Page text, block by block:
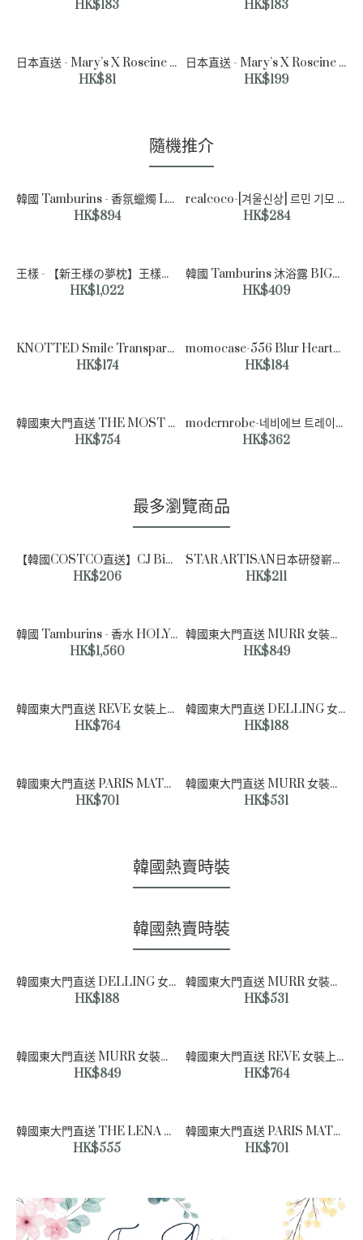
HK$183 HK$183
日本直送 - Mary’s X Roseine 玫瑰花束朱古力 (8枚入)
HK$81
日本直送 - Mary’s X Roseine 花式朱古力 (24枚入)
HK$199
隨機推介
韓國 Tamburins - 香氛蠟燭 LATE AUTUMN 210gㅣ苦橙| 甘蔗草香| 麝香
HK$894
realcoco-[겨울신상] 르민 기모 플레어 미니 스커트 - 2 Color (뒷밴딩/치마)♡韓國女裝裙
HK$284
王樣 - 【新王様の夢枕】王樣之夢枕2 日本製造舒適枕頭
HK$1,022
韓國 Tamburins 沐浴露 BIGALICO (240ml)
HK$409
KNOTTED Smile Transparent Umbrella Lightweight Umbrella Character Umbrella | 輕便雨傘 | 雨天必備
HK$174
momocase-556 Blur Heart카드수납♡韓國文創
HK$184
韓國東大門直送 THE MOST 女裝外套
HK$754
modernrobe-네비에브 트레이닝 팬츠♡韓國女裝褲
HK$362
最多瀏覽商品
【韓國COSTCO直送】CJ Bibigo Seaweed Chip 海苔脆片40g x 10包
HK$206
STAR ARTISAN日本研發嶄新NMN 再生精華面膜 (一盒六片)
HK$211
韓國 Tamburins - 香水 HOLY METAL 50ml | 側柏葉ㅣ冰冷金屬ㅣ白麝香
HK$1,560
韓國東大門直送 MURR 女裝外套
HK$849
韓國東大門直送 REVE 女裝上衣
HK$764
韓國東大門直送 DELLING 女裝上衣
HK$188
韓國東大門直送 PARIS MATCH 女裝外套
HK$701
韓國東大門直送 MURR 女裝上衣
HK$531
韓國熱賣時裝
韓國熱賣時裝
韓國東大門直送 DELLING 女裝上衣
HK$188
韓國東大門直送 MURR 女裝上衣
HK$531
韓國東大門直送 MURR 女裝外套
HK$849
韓國東大門直送 REVE 女裝上衣
HK$764
韓國東大門直送 THE LENA 女裝上衣
HK$555
韓國東大門直送 PARIS MATCH 女裝外套
HK$701